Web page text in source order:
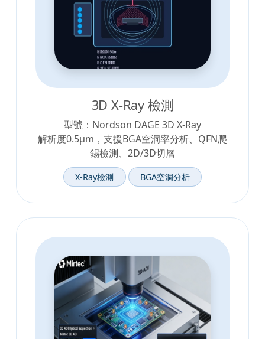
3D X-Ray 檢測
型號：Nordson DAGE 3D X-Ray
解析度0.5μm，支援BGA空洞率分析、QFN爬
錫檢測、2D/3D切層
X-Ray檢測 BGA空洞分析